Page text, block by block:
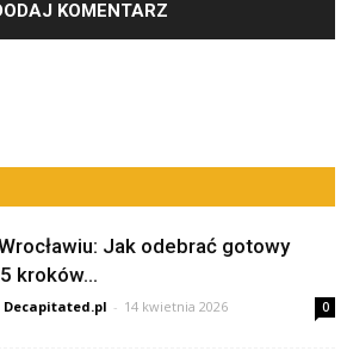
Jak odebrać gotowy
kroków...
Decapitated.pl - 14 kwietnia 2026 0